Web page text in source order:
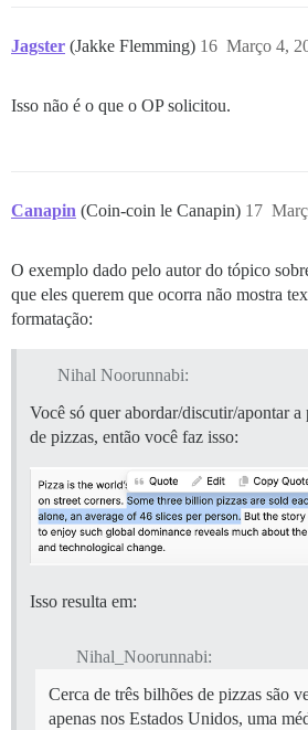
Jagster (Jakke Flemming) Março 4,
16
Isso não é o que o OP solicitou.
Canapin (Coin-coin le Canapin) 17
O exemplo dado pelo autor do tópico
que eles querem que ocorra não mostra
formatação:
Nihal Noorunnabi:
Você só quer abordar/discutir/apontar a
de pizzas, então você faz isso:
Isso resulta em:
Nihal_Noorunnabi:
Cerca de três bilhões de pizzas são
apenas nos Estados Unidos, uma